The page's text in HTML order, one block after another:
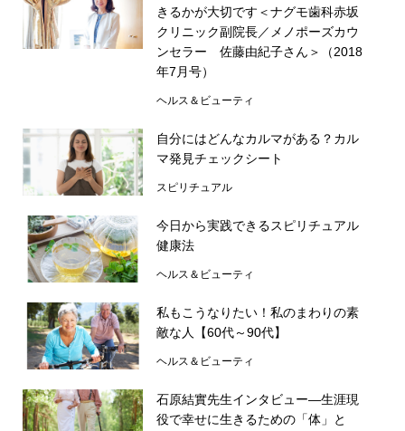
きるかが大切です＜ナグモ歯科赤坂
クリニック副院長／メノポーズカウ
ンセラー 佐藤由紀子さん＞（2018
年7月号）
ヘルス＆ビューティ
自分にはどんなカルマがある？カル
マ発見チェックシート
スピリチュアル
今日から実践できるスピリチュアル
健康法
ヘルス＆ビューティ
私もこうなりたい！私のまわりの素
敵な人【60代～90代】
ヘルス＆ビューティ
石原結實先生インタビュー―生涯現
役で幸せに生きるための「体」と